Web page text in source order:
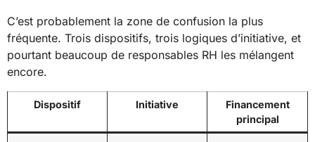
C’est probablement la zone de confusion la plus
fréquente. Trois dispositifs, trois logiques d’initiative, et
pourtant beaucoup de responsables RH les mélangent
encore.
Dispositif Initiative
Financement
principal